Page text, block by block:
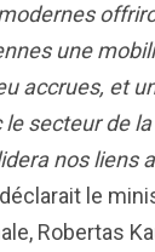
une
accrues, et
secteur de
nos liens
le
Robertas